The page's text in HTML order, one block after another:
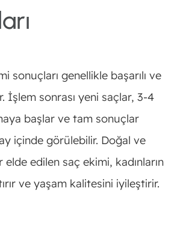
sonuçları genellikle başarılı ve
İşlem sonrası yeni saçlar, 3-4
başlar ve tam sonuçlar
içinde görülebilir. Doğal ve
elde edilen saç ekimi, kadınların
ve yaşam kalitesini iyileştirir.